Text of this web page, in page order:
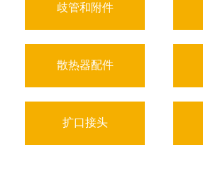
歧管和附件
散热器配件
扩口接头